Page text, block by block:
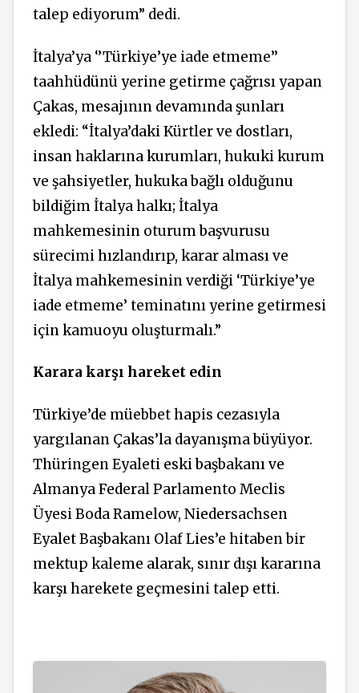
talep ediyorum” dedi.
İtalya’ya ‘’Türkiye’ye iade etmeme’’
taahhüdünü yerine getirme çağrısı yapan
Çakas, mesajının devamında şunları
ekledi: “İtalya’daki Kürtler ve dostları,
insan haklarına kurumları, hukuki kurum
ve şahsiyetler, hukuka bağlı olduğunu
bildiğim İtalya halkı; İtalya
mahkemesinin oturum başvurusu
sürecimi hızlandırıp, karar alması ve
İtalya mahkemesinin verdiği ‘Türkiye’ye
iade etmeme’ teminatını yerine getirmesi
için kamuoyu oluşturmalı.”
Karara karşı hareket edin
Türkiye’de müebbet hapis cezasıyla
yargılanan Çakas’la dayanışma büyüyor.
Thüringen Eyaleti eski başbakanı ve
Almanya Federal Parlamento Meclis
Üyesi Boda Ramelow, Niedersachsen
Eyalet Başbakanı Olaf Lies’e hitaben bir
mektup kaleme alarak, sınır dışı kararına
karşı harekete geçmesini talep etti.